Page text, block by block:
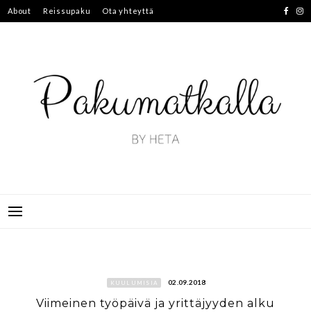
Skip
to
About Reissupaku Ota yhteyttä
KUULUMISIA 02.09.2018
Viimeinen työpäivä ja yrittäjyyden alku